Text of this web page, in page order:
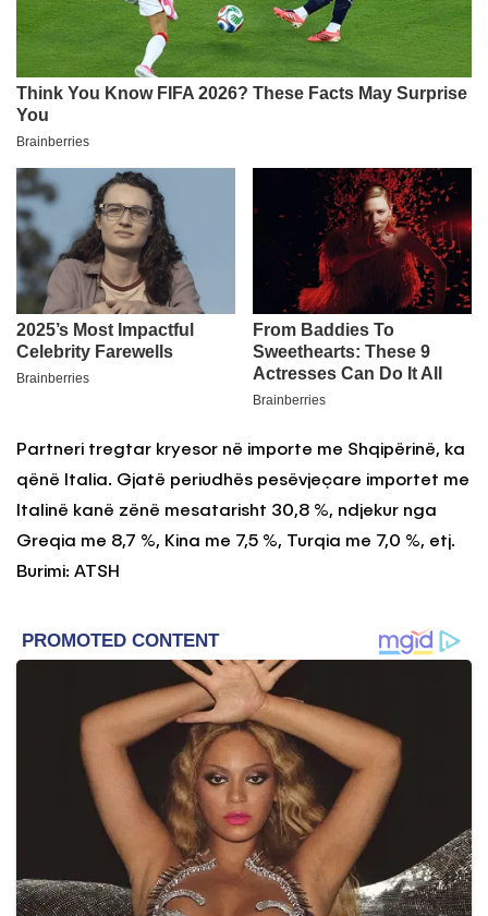
Partneri tregtar kryesor në importe me Shqipërinë, ka
qënë Italia. Gjatë periudhës pesëvjeçare importet me
Italinë kanë zënë mesatarisht 30,8 %, ndjekur nga
Greqia me 8,7 %, Kina me 7,5 %, Turqia me 7,0 %, etj.
Burimi: ATSH